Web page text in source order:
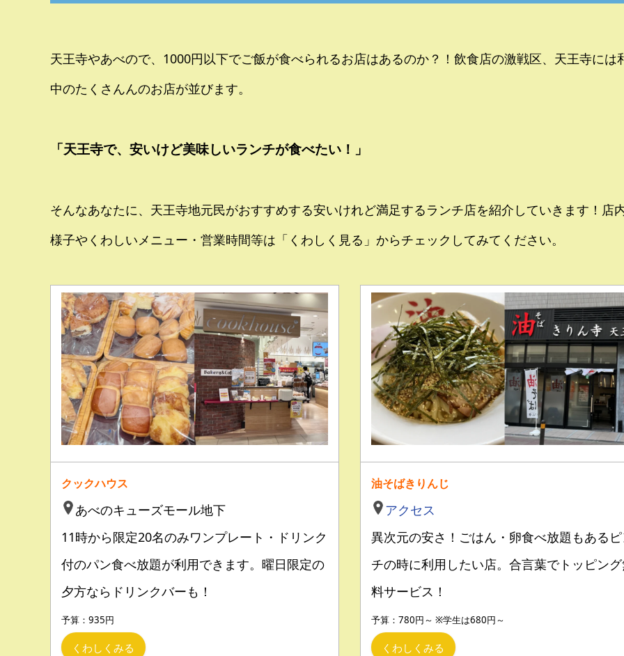
天王寺やあべので、1000円以下でご飯が食べられるお店はあるのか？！飲食店の激戦区、天王寺には
中のたくさんんのお店が並びます。
「天王寺で、安いけど美味しいランチが食べたい！」
そんなあなたに、天王寺地元民がおすすめする安いけれど満足するランチ店を紹介していきます！店
様子やくわしいメニュー・営業時間等は「くわしく見る」からチェックしてみてください。
クックハウス
あべのキューズモール地下
11時から限定20名のみワンプレート・ドリンク
付のパン食べ放題が利用できます。曜日限定の
夕方ならドリンクバーも！
予算：935円
くわしくみる
油そばきりんじ
アクセス
異次元の安さ！ごはん・卵食べ放題もある
チの時に利用したい店。合言葉でトッピン
料サービス！
予算：780円～ ※学生は680円～
くわしくみる